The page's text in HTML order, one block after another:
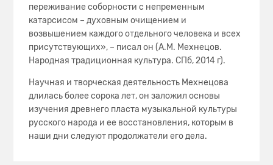
переживание соборности с непременным
катарсисом – духовным очищением и
возвышением каждого отдельного человека и всех
присутствующих», – писал он (А.М. Мехнецов.
Народная традиционная культура. СПб, 2014 г).
Научная и творческая деятельность Мехнецова
длилась более сорока лет, он заложил основы
изучения древнего пласта музыкальной культуры
русского народа и ее восстановления, которым в
наши дни следуют продолжатели его дела.